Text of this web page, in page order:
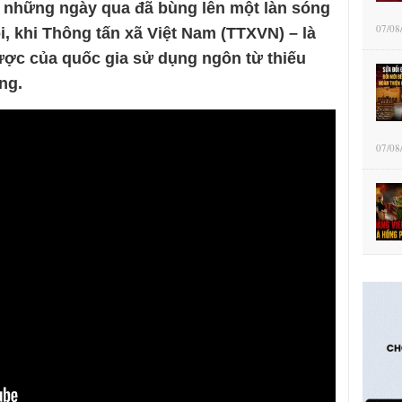
ngày qua đã bùng lên một làn sóng
khi Thông tấn xã Việt Nam (TTXVN) – là
của quốc gia sử dụng ngôn từ thiếu
07/
07/